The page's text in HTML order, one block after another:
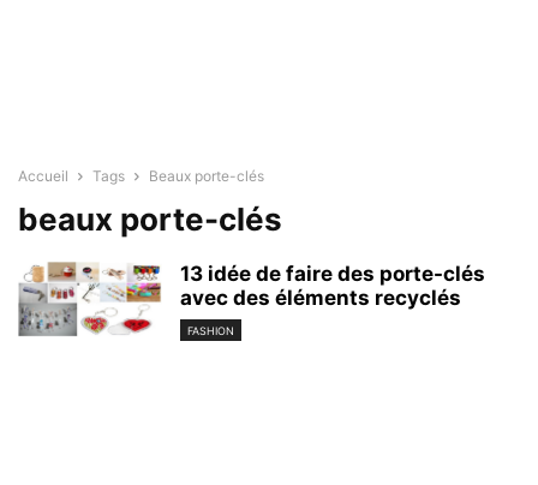
Accueil Tags Beaux porte-clés
beaux porte-clés
13 idée de faire des porte-clés
avec des éléments recyclés
FASHION